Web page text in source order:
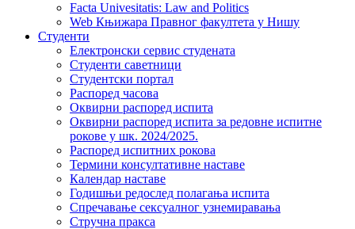
Facta Univesitatis: Law and Politics
Web Књижара Правног факултета у Нишу
Студенти
Електронски сервис студената
Студенти саветници
Студентски портал
Распоред часова
Оквирни распоред испита
Оквирни распоред испита за редовне испитне
рокове у шк. 2024/2025.
Распоред испитних рокова
Термини консултативне наставе
Календар наставе
Годишњи редослед полагања испита
Спречавање сексуалног узнемиравања
Стручна пракса